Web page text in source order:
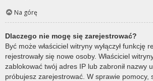
Na górę
Dlaczego nie mogę się zarejestrować?
Być może właściciel witryny wyłączył funkcję
rejestrowały się nowe osoby. Właściciel
zablokować twój adres IP lub zabronił nazwy
próbujesz zarejestrować. W sprawie pomocy,